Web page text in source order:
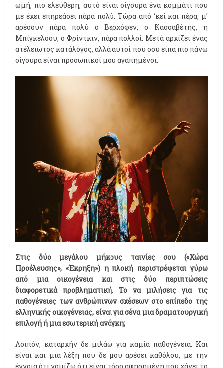
ωμή, πιο ελεύθερη, αυτό είναι σίγουρα ένα κομμάτι που
με έχει επηρεάσει πάρα πολύ. Τώρα από ‘κεί και πέρα, μ’
αρέσουν πάρα πολύ ο Βερχόφεν, ο Κασσαβέτης, η
Μπίγκελοου, ο Φρίντκιν, πάρα πολλοί. Μετά αρχίζει ένας
ατέλειωτος κατάλογος, αλλά αυτοί που σου είπα πιο πάνω
σίγουρα είναι προσωπικοί μου αγαπημένοι.
Στις δύο μεγάλου μήκους ταινίες σου («Χώρα
Προέλευσης», «Έκρηξη») η πλοκή περιστρέφεται γύρω
από μια οικογένεια και στις δύο περιπτώσεις
διαφορετικά προβληματική. Το να μιλήσεις για τις
παθογένειες των ανθρώπινων σχέσεων στο επίπεδο της
ελληνικής οικογένειας, είναι για σένα μια δραματουργική
επιλογή ή μια εσωτερική ανάγκη;
Λοιπόν, καταρχήν δε μιλάω για καμία παθογένεια. Και
είναι και μια λέξη που δε μου αρέσει καθόλου, με την
έννοια ότι νομίζω ότι είναι τόσο αφηρημένη που χάνει το